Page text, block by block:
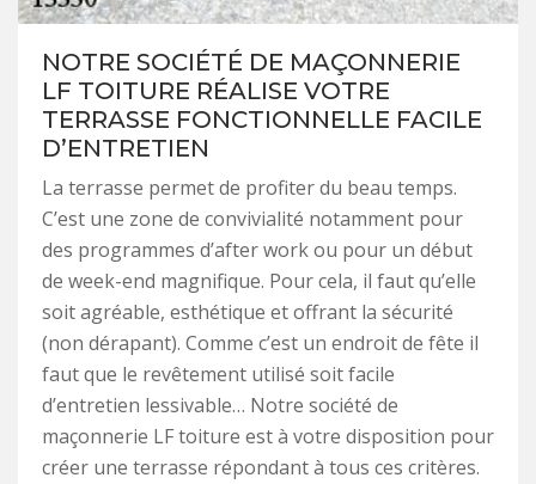
NOTRE SOCIÉTÉ DE MAÇONNERIE
LF TOITURE RÉALISE VOTRE
TERRASSE FONCTIONNELLE FACILE
D’ENTRETIEN
La terrasse permet de profiter du beau temps.
C’est une zone de convivialité notamment pour
des programmes d’after work ou pour un début
de week-end magnifique. Pour cela, il faut qu’elle
soit agréable, esthétique et offrant la sécurité
(non dérapant). Comme c’est un endroit de fête il
faut que le revêtement utilisé soit facile
d’entretien lessivable… Notre société de
maçonnerie LF toiture est à votre disposition pour
créer une terrasse répondant à tous ces critères.